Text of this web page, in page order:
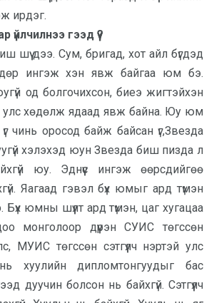
ирдэг.
гээд үү?
шүү дээ. Сум, бригад, хот айл бүгдэд
ингэж хэн явж байгаа юм бэ.
од болгочихсон, биеэ жигтэйхэн
улс хөдөлж ядаад явж байна. Юу юм
чинь оросод байж байсан үг,Звезда
хэлэхэд юун Звезда биш пизда л
юу. Эднүүс ингэж өөрсдийгөө
Яагаад гэвэл бүх юмыг ард түмэн
Бүх юмны шүүлт ард түмэн, цаг хугацаа
монголоор дүүрэн СУИС төгссөн
МУИС төгссөн сэтгүүлч нэртэй улс
хуулийн дипломтонгуудыг бас
дуучин болсон нь байхгүй. Сэтгүүлч